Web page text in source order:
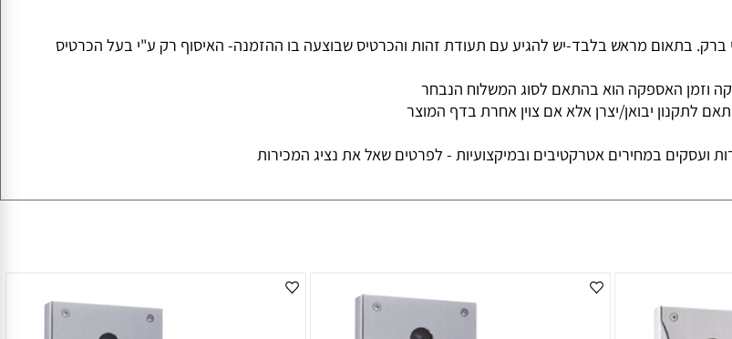
בתאום מראש בלבד-יש להגיע עם תעודת זהות והכרטיס שבוצעה בו ההזמנה- האיסוף רק ע"י בעל הכרטיס
האספקה הוא בהתאם לסוג המשלוח הנבחר
יבואן/יצרן אלא אם צוין אחרת בדף המוצר